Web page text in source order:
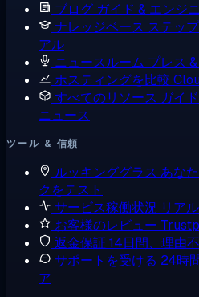
ブログ ガイド & エンジ
ナレッジベース ステッ
アル
ニュースルーム プレス
ホスティングを比較
すべてのリソース ガイ
ニュース
ツール & 信頼
ルッキンググラス あな
クをテスト
サービス稼働状況 リア
お客様のレビュー
返金保証 14日間、理由
サポートを受ける 24時
ア